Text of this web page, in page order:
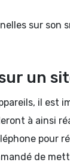
sur son
un
il est
à ainsi
pour
de